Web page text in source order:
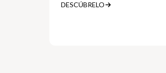
DESCÚBRELO